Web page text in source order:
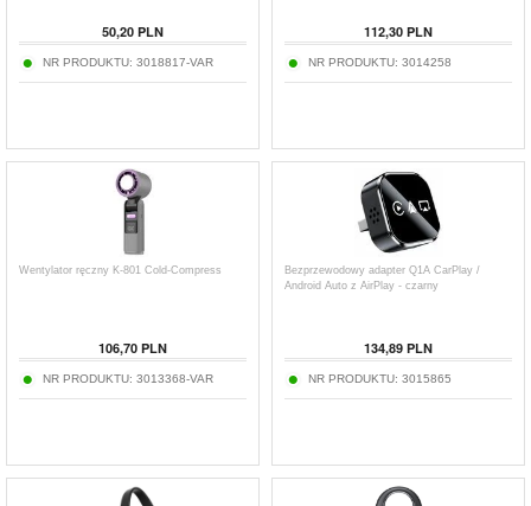
50,20 PLN
NR PRODUKTU: 3018817-VAR
112,30 PLN
NR PRODUKTU: 3014258
Wentylator ręczny K-801 Cold-Compress
106,70 PLN
NR PRODUKTU: 3013368-VAR
Bezprzewodowy adapter Q1A CarPlay /
Android Auto z AirPlay - czarny
134,89 PLN
NR PRODUKTU: 3015865